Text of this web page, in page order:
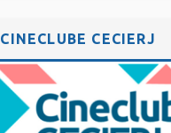
CINECLUBE CECIERJ